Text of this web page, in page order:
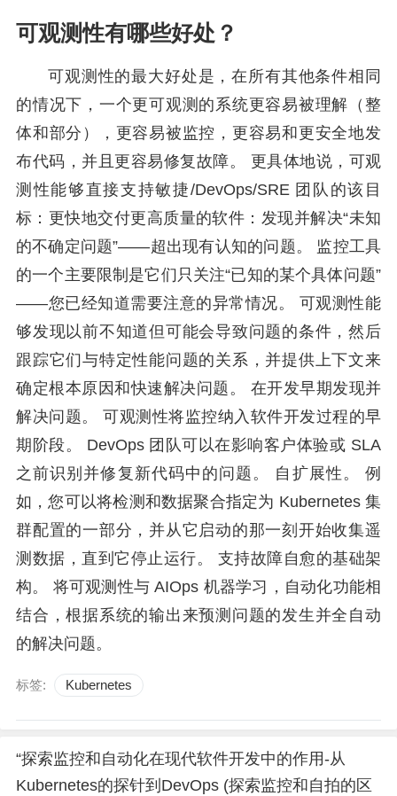
可观测性有哪些好处？
可观测性的最大好处是，在所有其他条件相同
的情况下，一个更可观测的系统更容易被理解（整
体和部分），更容易被监控，更容易和更安全地发
布代码，并且更容易修复故障。 更具体地说，可观
测性能够直接支持敏捷/DevOps/SRE 团队的该目
标：更快地交付更高质量的软件：发现并解决“未知
的不确定问题”——超出现有认知的问题。 监控工具
的一个主要限制是它们只关注“已知的某个具体问题”
——您已经知道需要注意的异常情况。 可观测性能
够发现以前不知道但可能会导致问题的条件，然后
跟踪它们与特定性能问题的关系，并提供上下文来
确定根本原因和快速解决问题。 在开发早期发现并
解决问题。 可观测性将监控纳入软件开发过程的早
期阶段。 DevOps 团队可以在影响客户体验或 SLA
之前识别并修复新代码中的问题。 自扩展性。 例
如，您可以将检测和数据聚合指定为 Kubernetes 集
群配置的一部分，并从它启动的那一刻开始收集遥
测数据，直到它停止运行。 支持故障自愈的基础架
构。 将可观测性与 AIOps 机器学习，自动化功能相
结合，根据系统的输出来预测问题的发生并全自动
的解决问题。
标签: Kubernetes
“探索监控和自动化在现代软件开发中的作用-从
Kubernetes的探针到DevOps (探索监控和自拍的区